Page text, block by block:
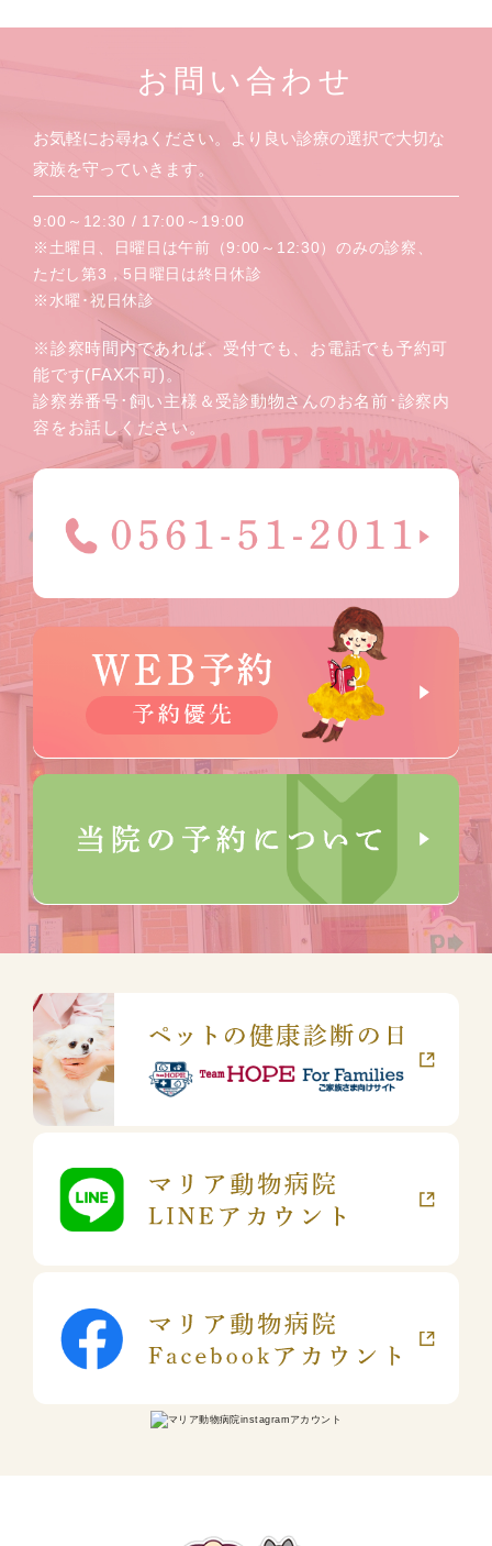
お問い合わせ
お気軽にお尋ねください。より良い診療の選択で大切な
家族を守っていきます。
9:00～12:30 / 17:00～19:00
※土曜日、日曜日は午前（9:00～12:30）のみの診察、
ただし第3，5日曜日は終日休診
※水曜･祝日休診
※診察時間内であれば、受付でも、お電話でも予約可
能です(FAX不可)。
診察券番号･飼い主様＆受診動物さんのお名前･診察内
容をお話しください。